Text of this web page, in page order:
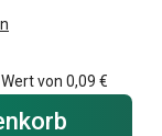
von 0,09 €